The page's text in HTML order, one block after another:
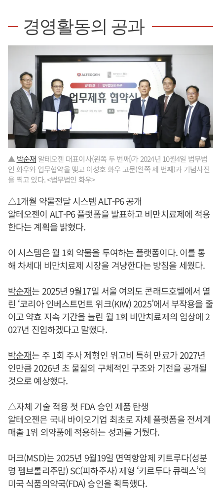
경영활동의 공과
▲ 박순재 알테오젠 대표이사(왼쪽 두 번째)가 2024년 10월4일 법무법
인 화우와 업무협약을 맺고 이성호 화우 고문(왼쪽 세 번째)과 기념사진
을 찍고 있다. <법무법인 화우>
△1개월 약물전달 시스템 ALT-P6 공개
알테오젠이 ALT-P6 플랫폼을 발표하고 비만치료제에 적용
한다는 계획을 밝혔다.
이 시스템은 월 1회 약물을 투여하는 플랫폼이다. 이를 통
해 차세대 비만치료제 시장을 겨냥한다는 방침을 세웠다.
박순재는 2025년 9월17일 서울 여의도 콘래드호텔에서 열
린 ‘코리아 인베스트먼트 위크(KIW) 2025’에서 부작용을 줄
이고 약효 지속 기간을 늘린 월 1회 비만치료제의 임상에 2
027년 진입하겠다고 말했다.
박순재는 주 1회 주사 제형인 위고비 특허 만료가 2027년
인만큼 2026년 초 물질의 구체적인 구조와 기전을 공개될
것으로 예상했다.
△자체 기술 적용 첫 FDA 승인 제품 탄생
알테오젠은 국내 바이오기업 최초로 자체 플랫폼을 전세계
매출 1위 의약품에 적용하는 성과를 거뒀다.
머크(MSD)는 2025년 9월19일 면역항암제 키트루다(성분
명 펨브롤리주맙) SC(피하주사) 제형 ‘키르투다 큐렉스’의
미국 식품의약국(FDA) 승인을 획득했다.